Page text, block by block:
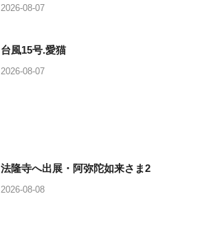
2026-08-07
台風15号.愛猫
2026-08-07
法隆寺へ出展・阿弥陀如来さま2
2026-08-08